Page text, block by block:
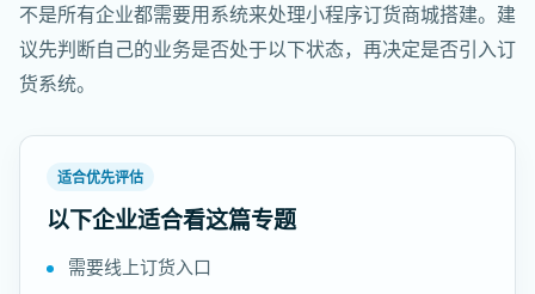
不是所有企业都需要用系统来处理小程序订货商城搭建。建
议先判断自己的业务是否处于以下状态，再决定是否引入订
货系统。
适合优先评估
以下企业适合看这篇专题
需要线上订货入口